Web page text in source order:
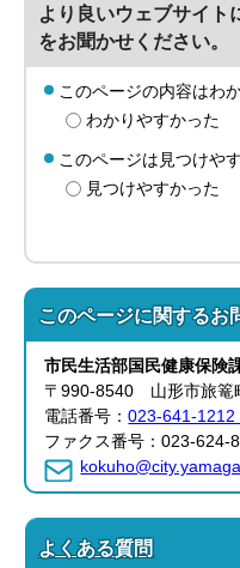
より良いウェブサイト
をお聞かせください。
このページの内容はわ
わかりやすかった
このページは見つけや
見つけやすかった
このページに関するお
市民生活部国民健康保険
〒990-8540 山形市旅篭
電話番号：023-641-1212
ファクス番号：023-624-
よくある質問